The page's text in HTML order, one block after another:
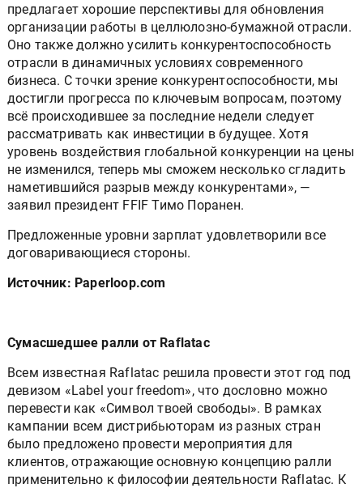
предлагает хорошие перспективы для обновления
организации работы в целлюлозно-бумажной отрасли.
Оно также должно усилить конкурентоспособность
отрасли в динамичных условиях современного
бизнеса. С точки зрение конкурентоспособности, мы
достигли прогресса по ключевым вопросам, поэтому
всё происходившее за последние недели следует
рассматривать как инвестиции в будущее. Хотя
уровень воздействия глобальной конкуренции на цены
не изменился, теперь мы сможем несколько сгладить
наметившийся разрыв между конкурентами», —
заявил президент FFIF Тимо Поранен.
Предложенные уровни зарплат удовлетворили все
договаривающиеся стороны.
Источник: Paperloop.com
Сумасшедшее ралли от Raflatac
Всем известная Raflatac решила провести этот год под
девизом «Label your freedom», что дословно можно
перевести как «Символ твоей свободы». В рамках
кампании всем дистрибьюторам из разных стран
было предложено провести мероприятия для
клиентов, отражающие основную концепцию ралли
применительно к философии деятельности Raflatac. К